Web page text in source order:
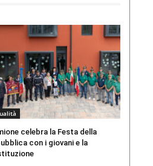
celebra la Festa della
con i giovani e la